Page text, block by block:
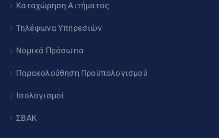
Καταχώρηση Αιτήματος
Τηλέφωνα Υπηρεσιών
Νομικά Πρόσωπα
Παρακολούθηση Προϋπολογισμού
Ισολογισμοί
ΣΒΑΚ